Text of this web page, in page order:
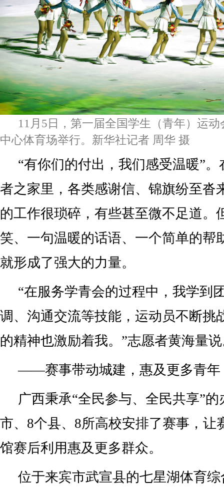
11月5日，第一届全国学生（青年）运
中心体育场举行。新华社记者 周华 摄
“有你们的付出，我们感受温暖”
者之家里，各类感谢信、锦旗纷至沓
的工作很琐碎，有些甚至微不足道。
笑、一句温暖的话语、一个简单的帮
就形成了强大的力量。
“在服务学青会的过程中，我学到
调、沟通交流等技能，运动员不断挑
的精神也激励着我。”志愿者黄海量
——赛事带动城建，惠及更多青年
广西秉承“全民参与、全民共享”
市、8个县、8所高校安排了赛事，让
馆赛后利用惠及更多群众。
位于来宾市武宣县的七星湖体育